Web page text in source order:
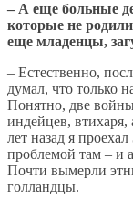
– А еще больные
которые не
еще младенцы,
– Естественно,
думал, что только
Понятно, две
индейцев, втихаря,
лет назад я
проблемой там – и
Почти вымерли
голландцы.